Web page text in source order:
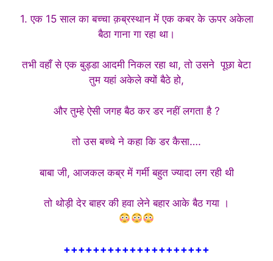
1. एक 15 साल का बच्चा क़ब्रस्थान में एक कबर के ऊपर अकेला
बैठा गाना गा रहा था।
तभी वहाँ से एक बुड्डा आदमी निकल रहा था, तो उसने पूछा बेटा
तुम यहां अकेले क्यों बैठे हो,
और तुम्हे ऐसी जगह बैठ कर डर नहीं लगता है ?
तो उस बच्चे ने कहा कि डर कैसा….
बाबा जी, आजकल कब्र में गर्मी बहुत ज्यादा लग रही थी
तो थोड़ी देर बाहर की हवा लेने बहार आके बैठ गया ।
++++++++++++++++++++